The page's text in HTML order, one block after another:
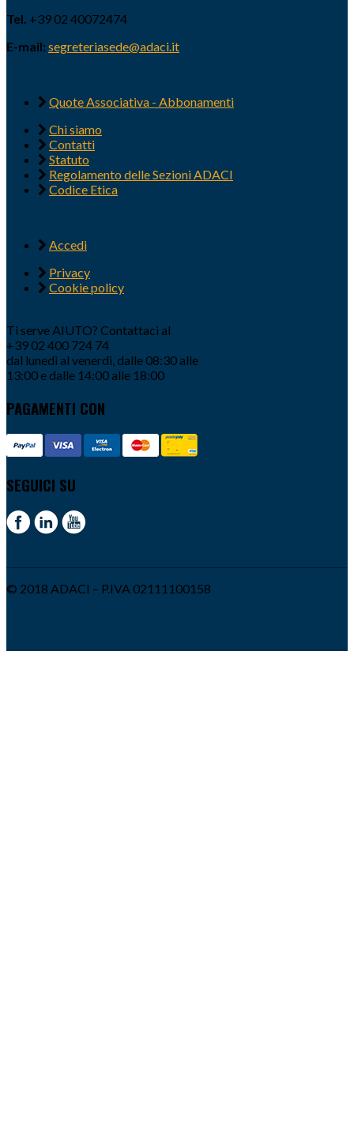
Tel. +39 02 40072474
E-mail: segreteriasede@adaci.it
Quote Associativa - Abbonamenti
Chi siamo
Contatti
Statuto
Regolamento delle Sezioni ADACI
Codice Etica
Accedi
Privacy
Cookie policy
Ti serve AIUTO? Contattaci al
+39 02 400 724 74
dal lunedì al venerdì, dalle 08:30 alle
13:00 e dalle 14:00 alle 18:00
PAGAMENTI CON
SEGUICI SU
© 2018 ADACI – P.IVA 02111100158